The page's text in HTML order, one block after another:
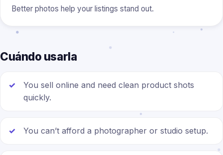
Better photos help your listings stand out.
Cuándo usarla
You sell online and need clean product shots
quickly.
You can’t afford a photographer or studio setup.